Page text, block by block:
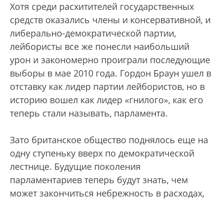
Хотя среди расхитителей государственных
средств оказались члены и консервативной, и
либерально-демократической партии,
лейбористы все же понесли наибольший
урон и закономерно проиграли последующие
выборы в мае 2010 года. Гордон Браун ушел в
отставку как лидер партии лейбористов, но в
историю вошел как лидер «гнилого», как его
теперь стали называть, парламента.
Зато британское общество поднялось еще на
одну ступеньку вверх по демократической
лестнице. Будущие поколения
парламентариев теперь будут знать, чем
может закончиться небрежность в расходах,